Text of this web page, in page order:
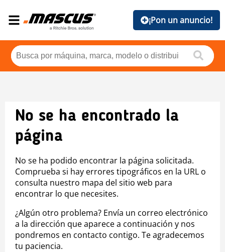
¡Pon un anuncio!
No se ha encontrado la
página
No se ha podido encontrar la página solicitada.
Comprueba si hay errores tipográficos en la URL o
consulta nuestro mapa del sitio web para
encontrar lo que necesites.
¿Algún otro problema? Envía un correo electrónico
a la dirección que aparece a continuación y nos
pondremos en contacto contigo. Te agradecemos
tu paciencia.